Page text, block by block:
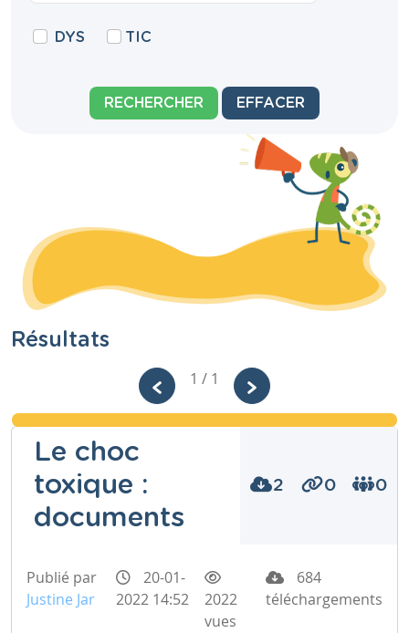
DYS TIC
RECHERCHER EFFACER
Résultats
1 / 1
Le choc
toxique :
documents
2 0 0
Publié par
Justine Jar
20-01-
2022 14:52
2022
vues
684
téléchargements